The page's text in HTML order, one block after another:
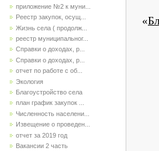
приложение №2 к муни...
Реестр закупок, осущ...
Жизнь села ( продолж...
реестр муниципальног...
Справки о доходах, р...
Справки о доходах, р...
отчет по работе с об...
Экология
Благоустройство села
план график закупок ...
Численность населени...
Извещение о проведен...
отчет за 2019 год
Вакансии 2 часть
«